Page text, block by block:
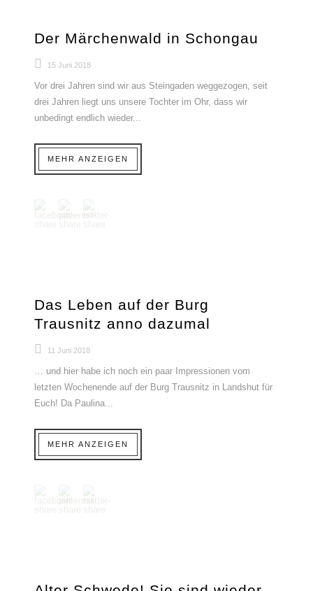
Der Märchenwald in Schongau
15 Juni 2018
Vor drei Jahren sind wir aus Steingaden weggezogen, seit
drei Jahren liegt uns unsere Tochter im Ohr, dass wir
unbedingt endlich wieder...
MEHR ANZEIGEN
Das Leben auf der Burg
Trausnitz anno dazumal
11 Juni 2018
… und hier habe ich noch ein paar Impressionen vom
letzten Wochenende auf der Burg Trausnitz in Landshut für
Euch! Da Paulina...
MEHR ANZEIGEN